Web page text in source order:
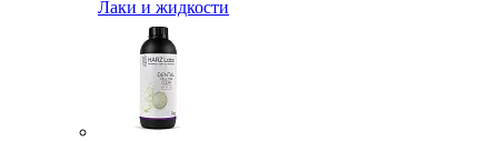
Лаки и жидкости